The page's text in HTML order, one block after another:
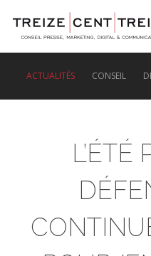
ACTUALITÉS CONSEIL
L’ÉTÉ